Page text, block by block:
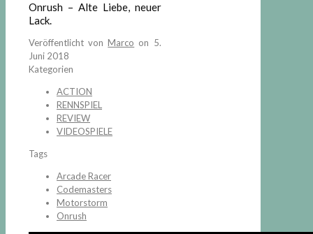
Onrush – Alte Liebe, neuer
Lack.
Veröffentlicht von Marco on 5.
Juni 2018
Kategorien
ACTION
RENNSPIEL
REVIEW
VIDEOSPIELE
Tags
Arcade Racer
Codemasters
Motorstorm
Onrush